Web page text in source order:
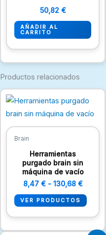
50,82 €
AÑADIR AL
CARRITO
Productos relacionados
Brain
Herramientas
purgado brain sin
máquina de vacío
8,47 € - 130,68 €
Rango
de
precios:
8,47 €
VER PRODUCTOS